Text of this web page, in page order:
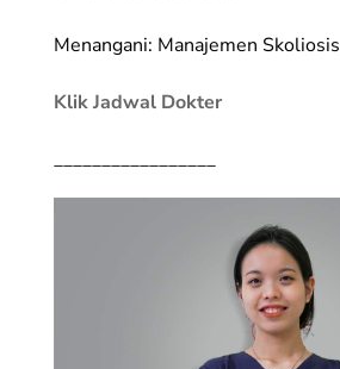
Menangani: Manajemen Skoliosis
Klik Jadwal Dokter
_________________